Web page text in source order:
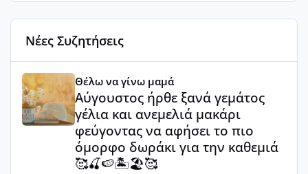
Νέες Συζητήσεις
Αύγουστος ήρθε ξανά γεμάτος γέλια και ανεμελιά
Θέλω να γίνω μαμά
Αύγουστος ήρθε ξανά γεμάτος
γέλια και ανεμελιά μακάρι
φεύγοντας να αφήσει το πιο
όμορφο δωράκι για την καθεμιά
🥰🍒🍉🏝️🏖️🥰